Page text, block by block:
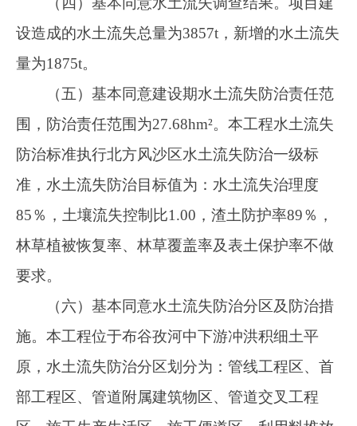
原，水土流失防治分区划分为：管线工程区、首
部工程区、管道附属建筑物区、管道交叉工程
区、施工生产生活区、施工便道区、利用料堆放
区及导流工程区8个分区。其中：
工作
（一）根据《中华人民共和国水土保持法》
建设单位应及时开展水土保持监测工作。
（二）各类施工活动要严格控制在用地范围
内，禁止随意占压、扰动和破坏地表；施工过程
防护，严禁随意倾倒；施工结束后对施工场地进
行清理平整和地表恢复；切实加强施工组织管理
和临时防护、严格控制施工期间可能造成的水土
流失。
（三）项目业主应安排专人负责水土保持工